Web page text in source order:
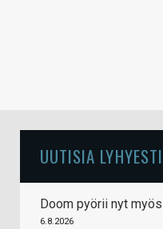
UUTISIA LYHYESTI
Doom pyörii nyt
6.8.2026